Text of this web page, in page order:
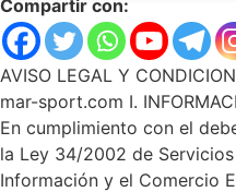
Compartir con:
AVISO LEGAL Y
mar-sport.com I.
En cumplimiento con el
la Ley 34/2002 de
Información y el Comercio